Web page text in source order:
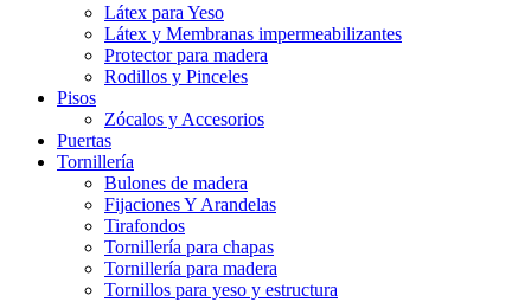
Látex para Yeso
Látex y Membranas impermeabilizantes
Protector para madera
Rodillos y Pinceles
Pisos
Zócalos y Accesorios
Puertas
Tornillería
Bulones de madera
Fijaciones Y Arandelas
Tirafondos
Tornillería para chapas
Tornillería para madera
Tornillos para yeso y estructura